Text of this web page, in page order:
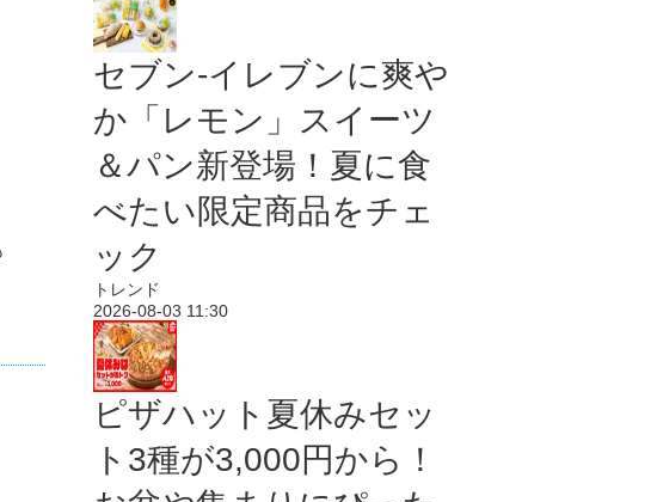
セブン‐イレブンに爽や
か「レモン」スイーツ
＆パン新登場！夏に食
べたい限定商品をチェ
ック
トレンド
2026-08-03 11:30
ピザハット夏休みセッ
ト3種が3,000円から！